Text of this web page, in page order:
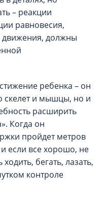
– реакции
равновесия,
движения, должны
ребенка – он
скелет и мышцы, но и
расширить
Когда он
пройдет метров
если все хорошо, не
бегать, лазать,
контроле